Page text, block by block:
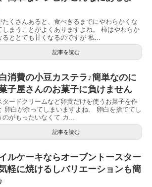
たくさんあると、食べきるまでにやわらかくな
しまうことがよくありますよね。 柿はやわらか
るととても甘くなるのですが 私...
記事を読む
消費の小豆カステラ♪簡単なのに
子屋さんのお菓子に負けません
タードクリームなど卵黄だけを使うお菓子を作
卵白が余ってしまいますよね。 卵白を捨ててし
のがもったいなくて カ...
記事を読む
ルケーキならオーブントースター
軽に焼けるしバリエーションも簡